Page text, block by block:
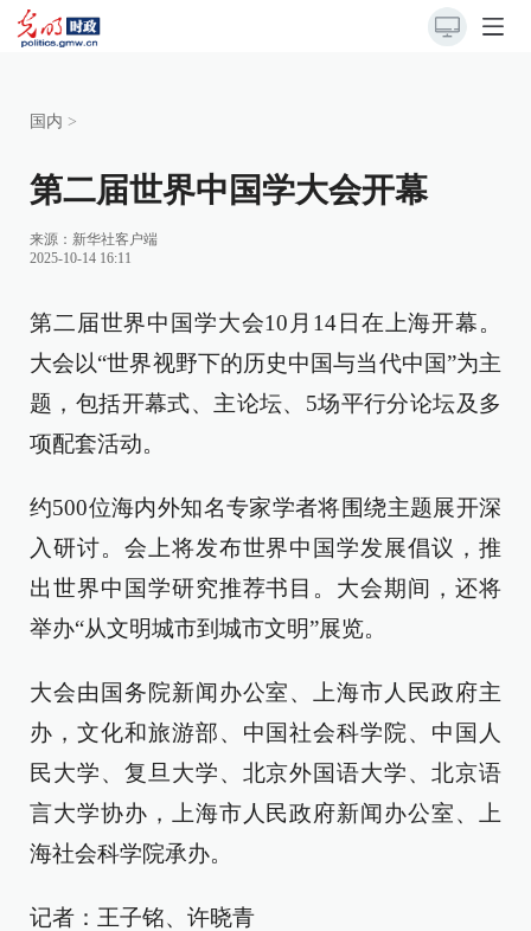
国内 >
第二届世界中国学大会开幕
来源： 新华社客户端
2025-10-14 16:11
第二届世界中国学大会10月14日在上海开幕。
大会以“世界视野下的历史中国与当代中国”为主
题，包括开幕式、主论坛、5场平行分论坛及多
项配套活动。
约500位海内外知名专家学者将围绕主题展开深
入研讨。会上将发布世界中国学发展倡议，推
出世界中国学研究推荐书目。大会期间，还将
举办“从文明城市到城市文明”展览。
大会由国务院新闻办公室、上海市人民政府主
办，文化和旅游部、中国社会科学院、中国人
民大学、复旦大学、北京外国语大学、北京语
言大学协办，上海市人民政府新闻办公室、上
海社会科学院承办。
记者：王子铭、许晓青